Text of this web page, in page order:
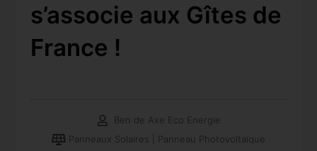
s’associe aux Gîtes de
France !
Ben de Axe Eco Energie
Panneaux Solaires | Panneau Photovoltaïque